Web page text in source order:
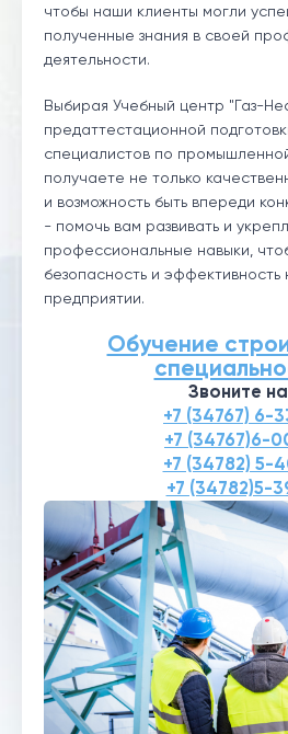
чтобы наши клиенты могли
полученные знания в своей
деятельности.
Выбирая Учебный центр "Газ-
предаттестационной
специалистов по
получаете не только
и возможность быть впереди
- помочь вам развивать и
профессиональные навыки,
безопасность и
предприятии.
Обучение
Звоните
+7 (34767) 6-
+7 (34767)6-
+7 (34782) 5-
+7 (34782)5-